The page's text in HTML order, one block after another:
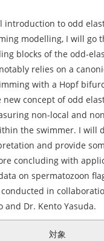
introduction to odd
modelling, I will go
blocks of the odd-
relies on a
with a Hopf
concept of odd
non-local and
the swimmer. I will
and provide
concluding with
on spermatozoon
in
and Dr. Kento Yasuda.
対象